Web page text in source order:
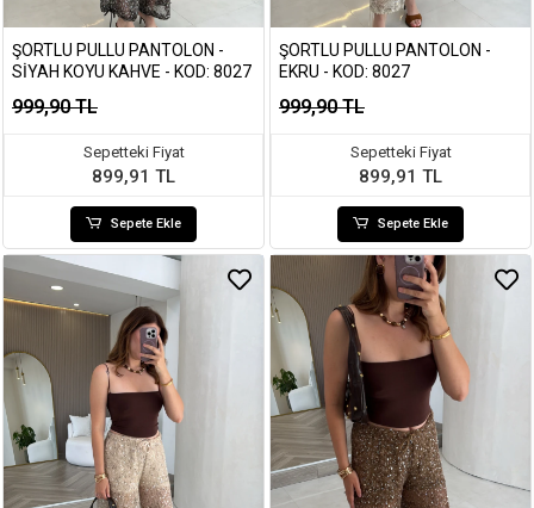
ŞORTLU PULLU PANTOLON -
SIYAH KOYU KAHVE - KOD: 8027
999,90 TL
Sepetteki Fiyat
899,91 TL
Sepete Ekle
ŞORTLU PULLU PANTOLON -
EKRU - KOD: 8027
999,90 TL
Sepetteki Fiyat
899,91 TL
Sepete Ekle